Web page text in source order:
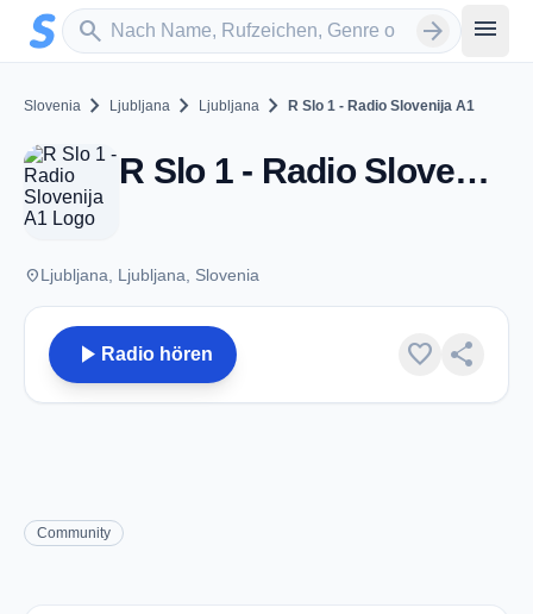
Zum Hauptinhalt springen
search
Sender suchen arrow_forward menu
Slovenia chevron_right Ljubljana chevron_right Ljubljana chevron_right R Slo 1 - Radio Slovenija A1
R Slo 1 - Radio Slovenija A1 - FM 98.9 - Ljubljana
placeLjubljana, Ljubljana, Slovenia
play_arrow Radio hören favorite share
Community